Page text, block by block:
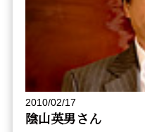
2010/02/17
陰山英男さん